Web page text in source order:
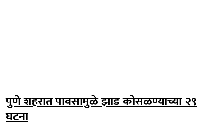
पुणे शहरात पावसामुळे झाड कोसळण्याच्या २९
घटना